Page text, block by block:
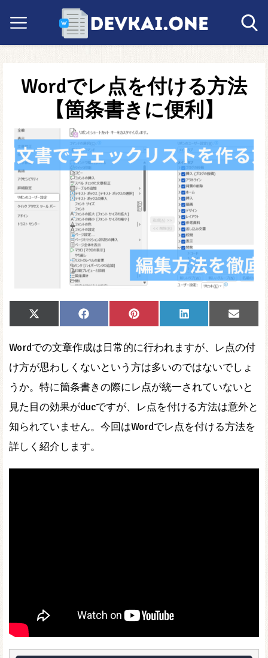
Wordでレ点を付ける方法
【箇条書きに便利】
Share
on
X
(Twitter)
Share
on
Facebook
Share
on
Pinterest
Share
on
LinkedIn
Share
on
Email
Wordでの文章作成は日常的に行われますが、レ点の付
け方が思わしくないという方は多いのではないでしょ
うか。特に箇条書きの際にレ点が統一されていないと
見た目の効果がducですが、レ点を付ける方法は意外と
知られていません。今回はWordでレ点を付ける方法を
詳しく紹介します。